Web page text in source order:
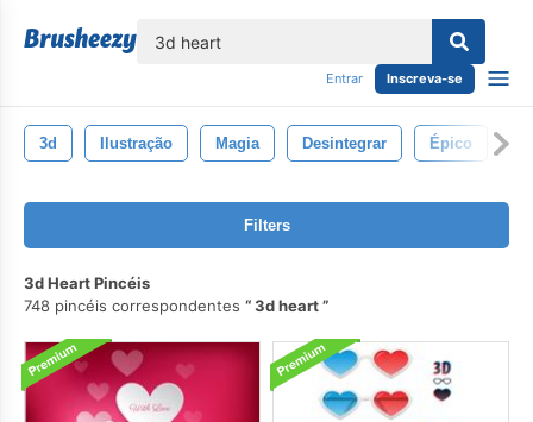
Entrar Inscreva-se
3d Ilustração Magia Desintegrar Épico
Filters
3d Heart Pincéis
748 pincéis correspondentes
3d heart